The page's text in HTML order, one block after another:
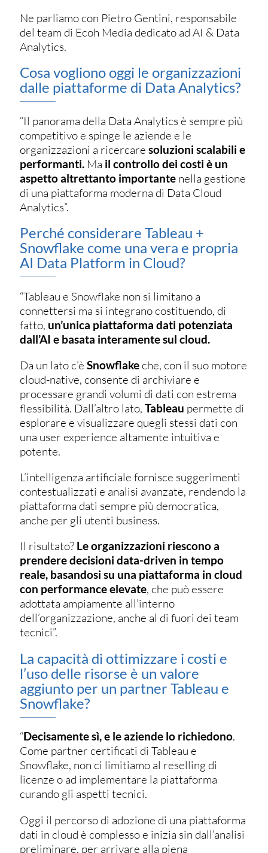
Ne parliamo con Pietro Gentini, responsabile
del team di Ecoh Media dedicato ad AI & Data
Analytics.
Cosa vogliono oggi le organizzazioni
dalle piattaforme di Data Analytics?
“Il panorama della Data Analytics è sempre più
competitivo e spinge le aziende e le
organizzazioni a ricercare soluzioni scalabili e
performanti. Ma il controllo dei costi è un
aspetto altrettanto importante nella gestione
di una piattaforma moderna di Data Cloud
Analytics”.
Perché considerare Tableau +
Snowflake come una vera e propria
AI Data Platform in Cloud?
“Tableau e Snowflake non si limitano a
connettersi ma si integrano costituendo, di
fatto, un’unica piattaforma dati potenziata
dall’AI e basata interamente sul cloud.
Da un lato c’è Snowflakeche, con il suo motore
cloud-native, consente di archiviare e
processare grandi volumi di dati con estrema
flessibilità. Dall’altro lato, Tableau permette di
esplorare e visualizzare quegli stessi dati con
una user experience altamente intuitiva e
potente.
L’intelligenza artificiale fornisce suggerimenti
contestualizzati e analisi avanzate, rendendo la
piattaforma dati sempre più democratica,
anche per gli utenti business.
Il risultato? Le organizzazioni riescono a
prendere decisioni data-driven in tempo
reale, basandosi su una piattaforma in cloud
con performance elevate, che può essere
adottata ampiamente all’interno
dell’organizzazione, anche al di fuori dei team
tecnici”.
La capacità di ottimizzare i costi e
l’uso delle risorse è un valore
aggiunto per un partner Tableau e
Snowflake?
“Decisamente sì, e le aziende lo richiedono.
Come partner certificati di Tableau e
Snowflake, non ci limitiamo al reselling di
licenze o ad implementare la piattaforma
curando gli aspetti tecnici.
Oggi il percorso di adozione di una piattaforma
dati in cloud è complesso e inizia sin dall’analisi
preliminare, per arrivare alla piena